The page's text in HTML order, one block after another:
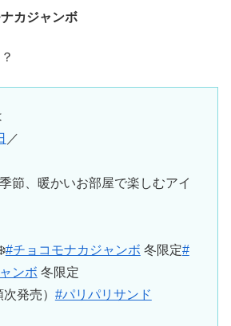
カジャンボ
／
節、暖かいお部屋で楽しむアイ
#チョコモナカジャンボ 冬限定#
ンボ 冬限定
発売） #パリパリサンド